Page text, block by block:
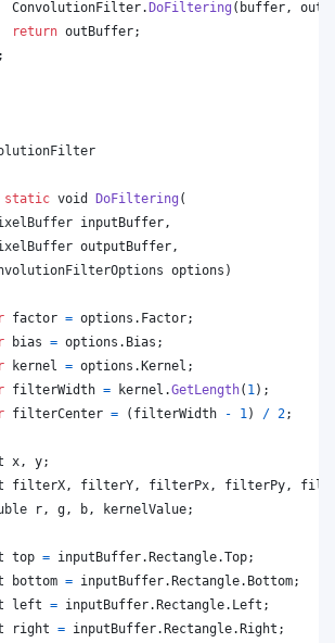
ConvolutionFilter.DoFiltering ( buffer ,
return outBuffer;
;
static void DoFiltering (
inputBuffer ,
outputBuffer ,
options )
factor = options . Factor;
bias = options . Bias ;
kernel = options .Kernel ;
filterWidth = kernel .GetLength( 1 ) ;
filterCenter = ( filterWidth - 1 ) / 2;
x , y;
filterX , filterY , filterPx , filterPy ,
r , g , b , kernelValue;
top = inputBuffer.Rectangle.Top;
bottom = inputBuffer.Rectangle. Bottom;
left = inputBuffer.Rectangle. Left ;
right = inputBuffer.Rectangle.Right ;